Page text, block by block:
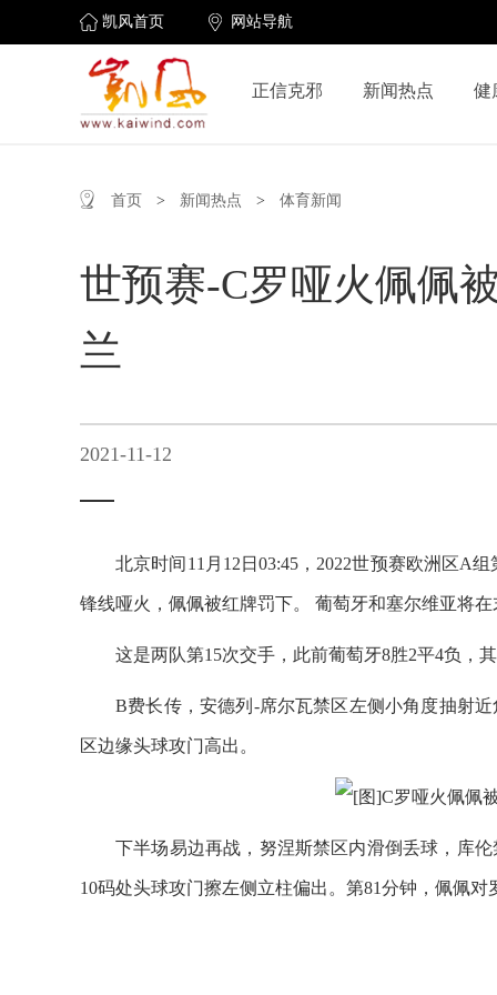
凯风首页 网站导航
正信克邪 新闻热点 健
首页 > 新闻热点 > 体育新闻
世预赛-C罗哑火佩佩
兰
2021-11-12
北京时间11月12日03:45，2022世预赛欧洲区A
锋线哑火，佩佩被红牌罚下。 葡萄牙和塞尔维亚将
这是两队第15次交手，此前葡萄牙8胜2平4负，
B费长传，安德列-席尔瓦禁区左侧小角度抽射
区边缘头球攻门高出。
下半场易边再战，努涅斯禁区内滑倒丢球，库
10码处头球攻门擦左侧立柱偏出。第81分钟，佩佩